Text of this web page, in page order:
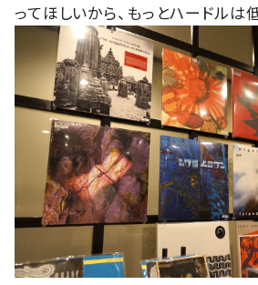
ってほしいから、もっとハードルは低